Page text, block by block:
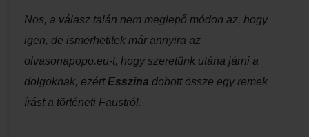
Nos, a válasz talán nem meglepő módon az, hogy
igen, de ismerhetitek már annyira az
olvasonapopo.eu-t, hogy szeretünk utána járni a
dolgoknak, ezért Esszina dobott össze egy remek
írást a történeti Faustról.